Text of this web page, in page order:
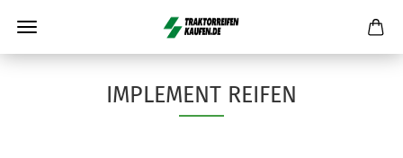
IMPLEMENT REIFEN